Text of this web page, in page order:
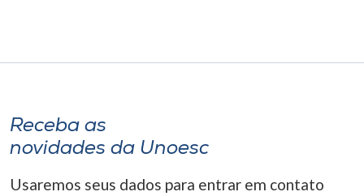
A-
Receba as
novidades da Unoesc
Usaremos seus dados para entrar em contato